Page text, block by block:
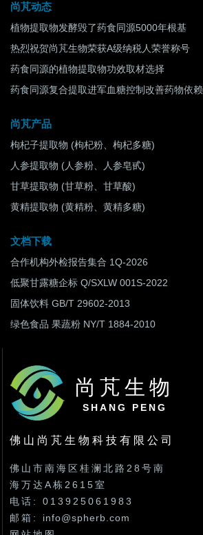
尚芃动态
植物提取物发酵毁了药食同源5000年根基
热烈祝贺尚芃生物荣获A级纳税人荣誉称号
药食同源的植物提取物功效取材选择
药食同源复合提取进军血糖控制改善药物依赖
尚芃产品
枸杞子提取物 (枸杞粉、枸杞多糖)
人参提取物 (人参粉、人参皂甙)
甘草提取物 (甘草粉、甘草酸)
黄精提取物 (黄精粉、黄精多糖)
文档下载
合作机构外检报告集合 1Q-2026
低聚甘露糖企标 Q/SXLW 001S-2022
固体饮料 GB/T 29602-2013
绿色食品 果蔬粉 NY/T 1884-2010
尚芃生物
SHANG PENG
佛山尚芃生物科技有限公司
佛山市南海区桂澜北路28号南
海万达A栋2615室
电话: 013925061983
邮箱: info@spherb.com